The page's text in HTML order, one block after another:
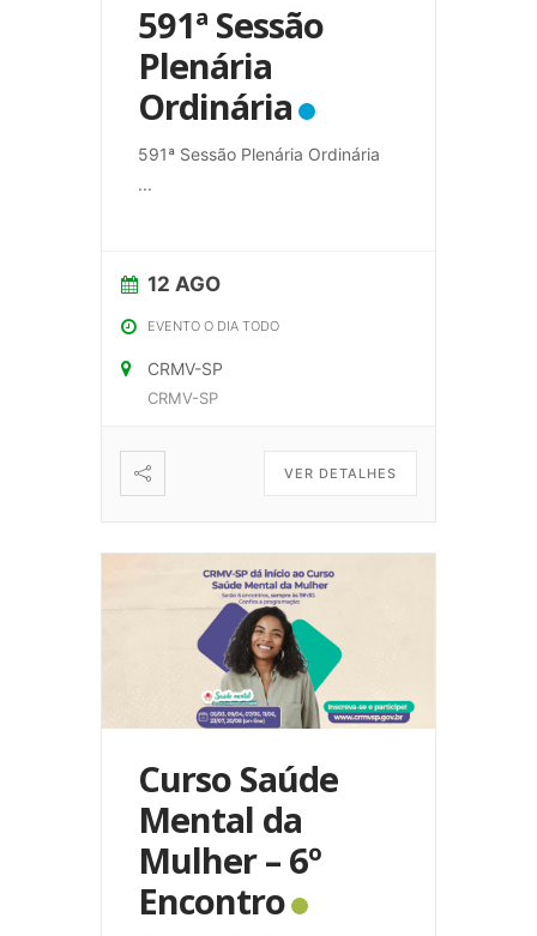
591ª Sessão
Plenária
Ordinária
591ª Sessão Plenária Ordinária
...
12 AGO
EVENTO O DIA TODO
CRMV-SP
CRMV-SP
VER DETALHES
Curso Saúde
Mental da
Mulher – 6º
Encontro